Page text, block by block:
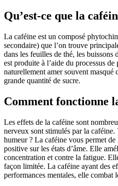
Qu’est-ce que la
La caféine est un composé
secondaire) que l’on trouve
dans les feuilles de thé, les buissons
est produite à l’aide du processus
naturellement amer souvent masqué
grande quantité de sucre.
Comment fonctionne
Les effets de la caféine sont
nerveux sont stimulés par la caféine.
humeur ? La caféine vous permet de
positive sur les états d’âme. Elle
concentration et contre la fatigue.
façon limitée. La caféine ayant des
performances mentales, elle combat